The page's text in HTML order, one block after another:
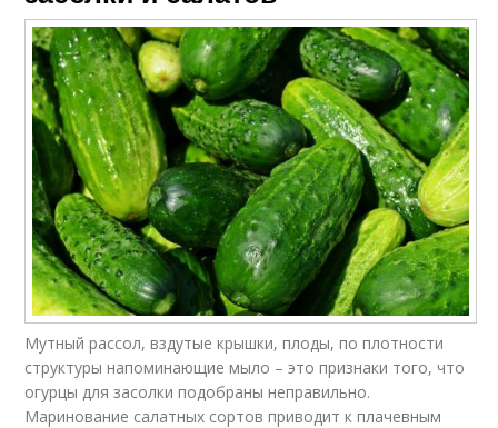
Мутный рассол, вздутые крышки, плоды, по плотности
структуры напоминающие мыло – это признаки того, что
огурцы для засолки подобраны неправильно.
Маринование салатных сортов приводит к плачевным